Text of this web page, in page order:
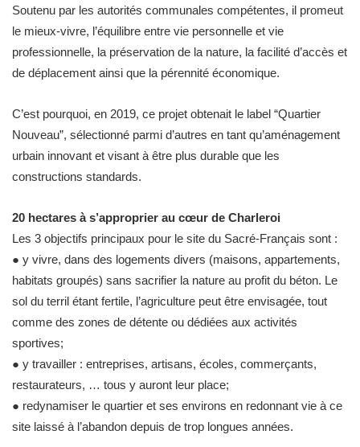
Soutenu par les autorités communales compétentes, il promeut
le mieux-vivre, l’équilibre entre vie personnelle et vie
professionnelle, la préservation de la nature, la facilité d’accès et
de déplacement ainsi que la pérennité économique.
C’est pourquoi, en 2019, ce projet obtenait le label “Quartier
Nouveau”, sélectionné parmi d’autres en tant qu’aménagement
urbain innovant et visant à être plus durable que les
constructions standards.
20 hectares à s’approprier au cœur de Charleroi
Les 3 objectifs principaux pour le site du Sacré-Français sont :
● y vivre, dans des logements divers (maisons, appartements,
habitats groupés) sans sacrifier la nature au profit du béton. Le
sol du terril étant fertile, l’agriculture peut être envisagée, tout
comme des zones de détente ou dédiées aux activités
sportives;
● y travailler : entreprises, artisans, écoles, commerçants,
restaurateurs, … tous y auront leur place;
● redynamiser le quartier et ses environs en redonnant vie à ce
site laissé à l’abandon depuis de trop longues années.